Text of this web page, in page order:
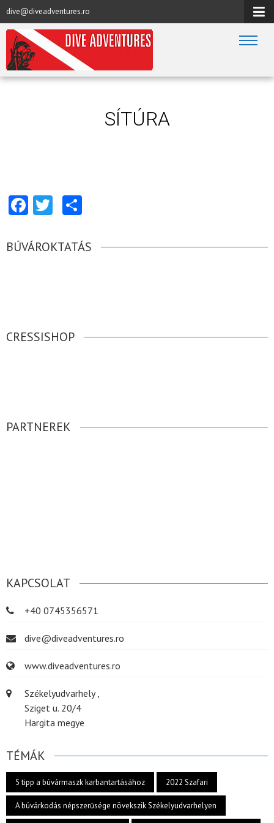
dive@diveadventures.ro
SÍTÚRA
Facebook
Twitter
BÚVÁROKTATÁS
CRESSISHOP
PARTNEREK
KAPCSOLAT
+40 0745356571
dive@diveadventures.ro
www.diveadventures.ro
Székelyudvarhely ,
Sziget u. 20/4
Hargita megye
TÉMÁK
5 tipp a búvármaszk karbantartásához 2022 Szafari
A búvárkodás népszerűsége növekszik Székelyudvarhelyen